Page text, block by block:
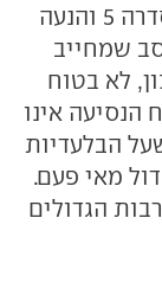
משלבת בין האיכויות המוכרות של סדרה 5 והנעה
שמחייב
לא בטוח
הנסיעה אינו
הבלעדיות
מאי פעם.
הגדולים